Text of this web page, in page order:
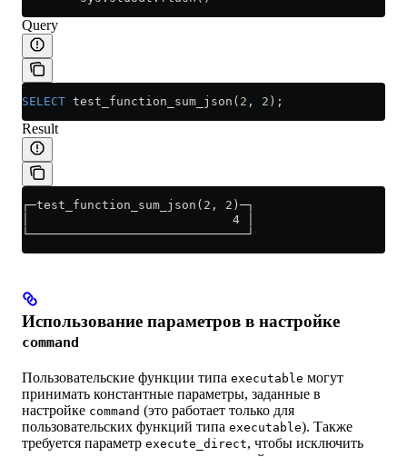
Query
SELECT test_function_sum_json( 2 , 2 );
Result
┌─test_function_sum_json(2, 2)─┐
│                            4 │
└──────────────────────────────┘
Использование параметров в настройке
command
Пользовательские функции типа executable могут
принимать константные параметры, заданные в
настройке command (это работает только для
пользовательских функций типа executable). Также
требуется параметр execute_direct, чтобы исключить